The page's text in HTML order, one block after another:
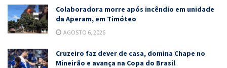
Colaboradora morre após incêndio em unidade
da Aperam, em Timóteo
AGOSTO 6, 2026
Cruzeiro faz dever de casa, domina Chape no
Mineirão e avança na Copa do Brasil